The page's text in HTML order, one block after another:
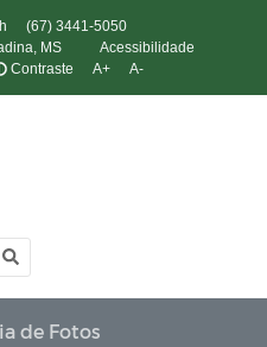
(67) 3441-5050
MS
Acessibilidade
Contraste A+ A-
de Fotos